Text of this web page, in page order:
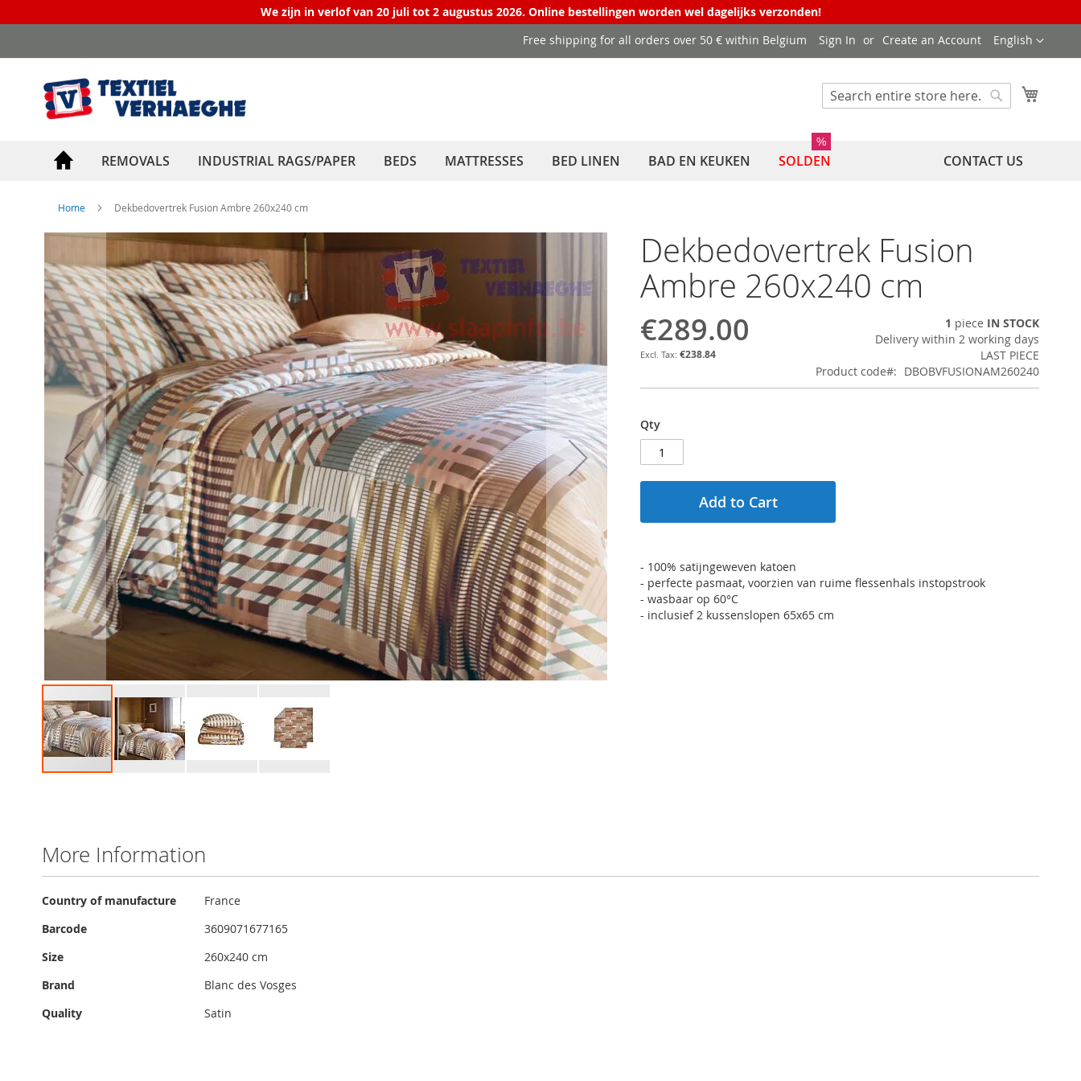
We zijn in verlof van 20 juli tot 2 augustus 2026. Online bestellingen worden wel dagelijks verzonden!
to
Language
English
Free shipping for all orders over 50 € within Belgium Sign In Create an Account
Search
REMOVALS INDUSTRIAL RAGS/PAPER BEDS MATTRESSES BED LINEN BAD EN KEUKEN SOLDEN
%
CONTACT US
Home Dekbedovertrek Fusion Ambre 260x240 cm
Skip
the
end
of
the
images
gallery
of
the
images
gallery
Dekbedovertrek Fusion
Ambre 260x240 cm
€289.00
€238.84
1 piece IN STOCK
Delivery within 2 working days
LAST PIECE
Product code
DBOBVFUSIONAM260240
Qty
Add to Cart
- 100% satijngeweven katoen
- perfecte pasmaat, voorzien van ruime flessenhals instopstrook
- wasbaar op 60°C
- inclusief 2 kussenslopen 65x65 cm
More Information
More
Information
Country of manufacture
France
Barcode
3609071677165
Size
260x240 cm
Brand
Blanc des Vosges
Quality
Satin